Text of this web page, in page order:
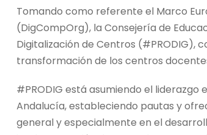
Tomando como referente el Marco
(DigCompOrg), la Consejería de
Digitalización de Centros (#PRODIG),
transformación de los centros
#PRODIG está asumiendo el
Andalucía, estableciendo pautas y
general y especialmente en el